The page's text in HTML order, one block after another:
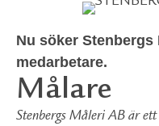
Nu söker Stenbergs
medarbetare.
Målare
Stenbergs Måleri AB är